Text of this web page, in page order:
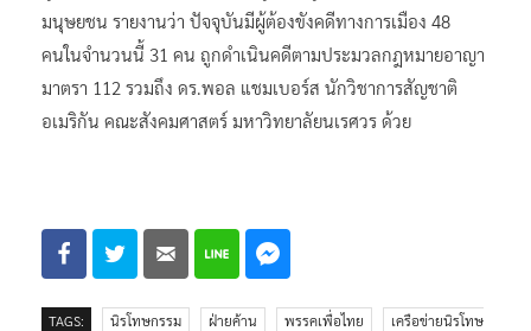
มนุษยชน รายงานว่า ปัจจุบันมีผู้ต้องขังคดีทางการเมือง 48
คนในจำนวนนี้ 31 คน ถูกดำเนินคดีตามประมวลกฎหมายอาญา
มาตรา 112 รวมถึง ดร.พอล แชมเบอร์ส นักวิชาการสัญชาติ
อเมริกัน คณะสังคมศาสตร์ มหาวิทยาลัยนเรศวร ด้วย
TAGS: นิรโทษกรรม ฝ่ายค้าน พรรคเพื่อไทย
เครือข่ายนิรโทษ